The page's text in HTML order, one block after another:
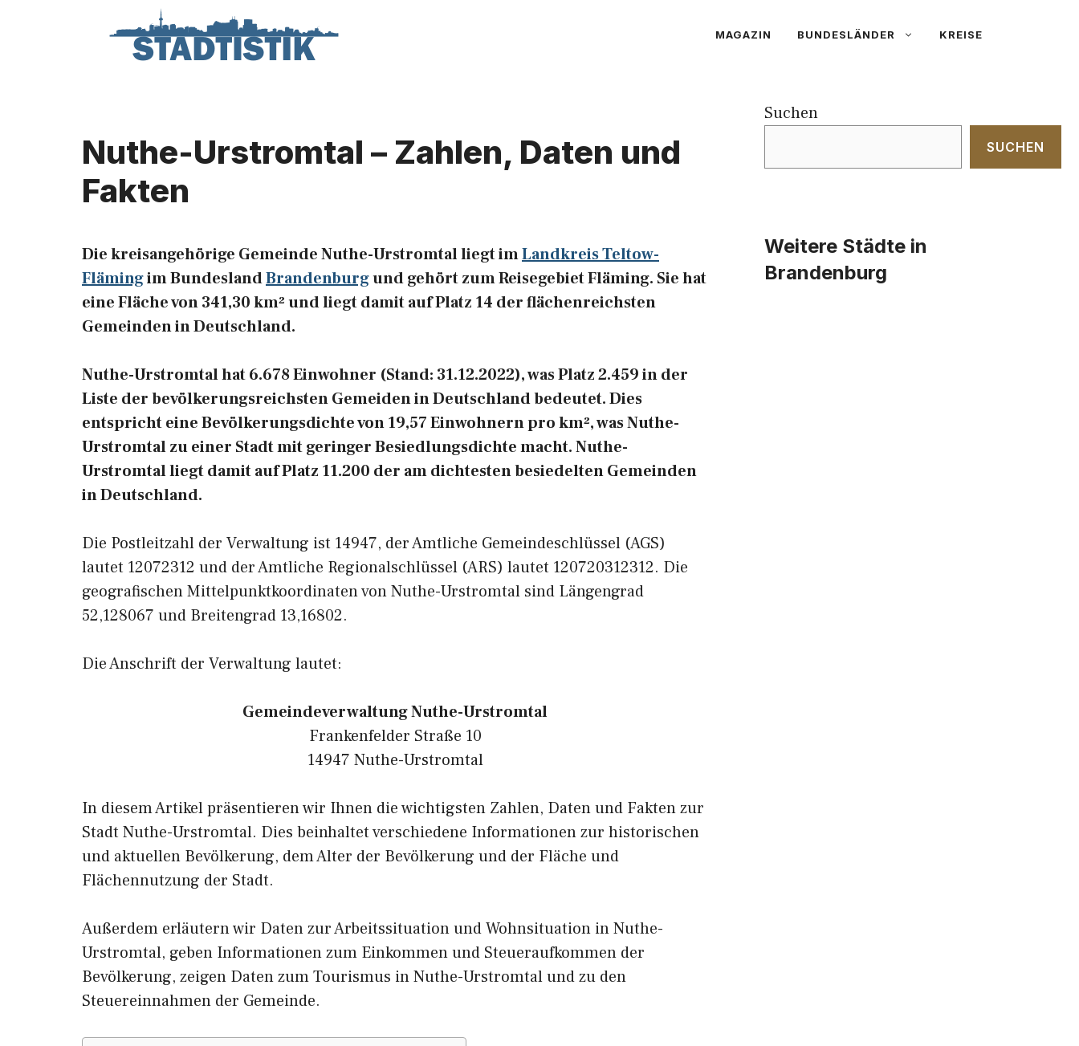
MAGAZIN BUNDESLÄNDER KREISE
Nuthe-Urstromtal – Zahlen, Daten und
Fakten
Die kreisangehörige Gemeinde Nuthe-Urstromtal liegt imLandkreis Teltow-
Flämingim BundeslandBrandenburgund gehört zum Reisegebiet Fläming. Sie hat
eine Fläche von 341,30 km² und liegt damit auf Platz 14 der flächenreichsten
Gemeinden in Deutschland.
Nuthe-Urstromtal hat 6.678 Einwohner (Stand: 31.12.2022), was Platz 2.459 in der
Liste der bevölkerungsreichsten Gemeiden in Deutschland bedeutet. Dies
entspricht eine Bevölkerungsdichte von 19,57 Einwohnern pro km², was Nuthe-
Urstromtal zu einer Stadt mit geringer Besiedlungsdichte macht. Nuthe-
Urstromtal liegt damit auf Platz 11.200 der am dichtesten besiedelten Gemeinden
in Deutschland.
Die Postleitzahl der Verwaltung ist 14947, der Amtliche Gemeindeschlüssel (AGS)
lautet 12072312 und der Amtliche Regionalschlüssel (ARS) lautet 120720312312. Die
geografischen Mittelpunktkoordinaten von Nuthe-Urstromtal sind Längengrad
52,128067 und Breitengrad 13,16802.
Die Anschrift der Verwaltung lautet:
Gemeindeverwaltung Nuthe-Urstromtal
Frankenfelder Straße 10
14947 Nuthe-Urstromtal
In diesem Artikel präsentieren wir Ihnen die wichtigsten Zahlen, Daten und Fakten zur
Stadt Nuthe-Urstromtal. Dies beinhaltet verschiedene Informationen zur historischen
und aktuellen Bevölkerung, dem Alter der Bevölkerung und der Fläche und
Flächennutzung der Stadt.
Außerdem erläutern wir Daten zur Arbeitssituation und Wohnsituation in Nuthe-
Urstromtal, geben Informationen zum Einkommen und Steueraufkommen der
Bevölkerung, zeigen Daten zum Tourismus in Nuthe-Urstromtal und zu den
Steuereinnahmen der Gemeinde.
Suchen
SUCHEN
Weitere Städte in
Brandenburg